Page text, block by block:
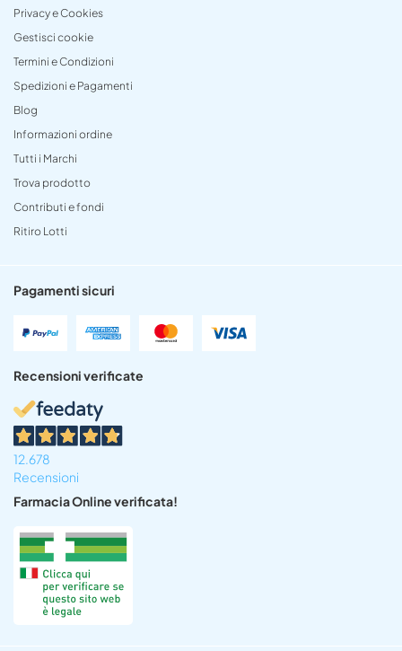
Privacy e Cookies
Gestisci cookie
Termini e Condizioni
Spedizioni e Pagamenti
Blog
Informazioni ordine
Tutti i Marchi
Trova prodotto
Contributi e fondi
Ritiro Lotti
Pagamenti sicuri
Recensioni verificate
12.678
Recensioni
Farmacia Online verificata!